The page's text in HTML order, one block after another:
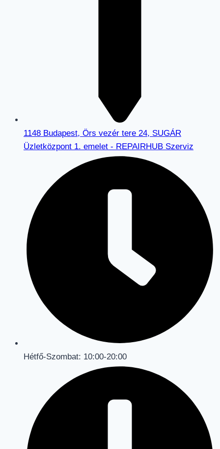
1148 Budapest, Örs vezér tere 24, SUGÁR
Üzletközpont 1. emelet - REPAIRHUB Szerviz
Hétfő-Szombat: 10:00-20:00